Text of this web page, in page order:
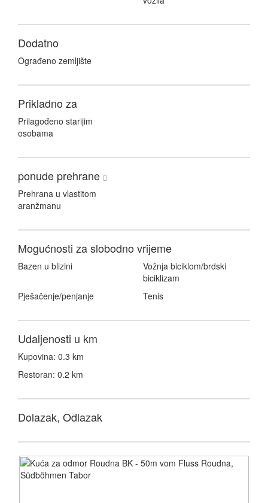
Dodatno
Ograđeno zemljište
Prikladno za
Prilagođeno starijim
osobama
ponude prehrane
Prehrana u vlastitom
aranžmanu
Mogućnosti za slobodno vrijeme
Bazen u blizini
Vožnja biciklom/brdski
biciklizam
Pješačenje/penjanje
Tenis
Udaljenosti u km
Kupovina: 0.3 km
Restoran: 0.2 km
Dolazak, Odlazak